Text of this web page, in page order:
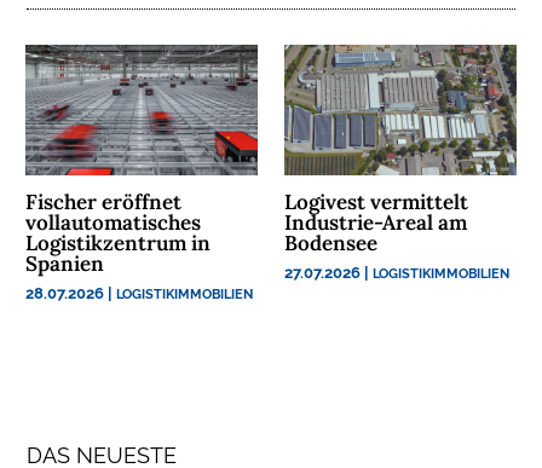
N
C
H
H
A
L
T
I
K
N
Fischer eröffnet
vollautomatisches
Logistikzentrum in
Spanien
28.07.2026 |LOGISTIKIMMOBILIEN
Logivest vermittelt
Industrie-Areal am
Bodensee
27.07.2026 |LOGISTIKIMMOBILIEN
DAS NEUESTE